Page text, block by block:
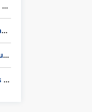
Parts Sales Analyst PT UD Astra Motor Indonesia, Jakarta Utara
Salesman PT Arta Boga Cemerlang, Klaten
Marketing Specifier PT Broco Mutiara Electrical Industry, Tangerang
PT Panca Budi Idaman Tbk Sales Executive,Tangerang